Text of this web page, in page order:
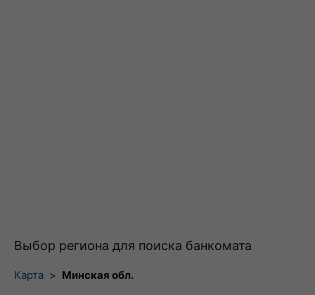
Выбор региона для поиска банкомата
Карта > Минская обл.